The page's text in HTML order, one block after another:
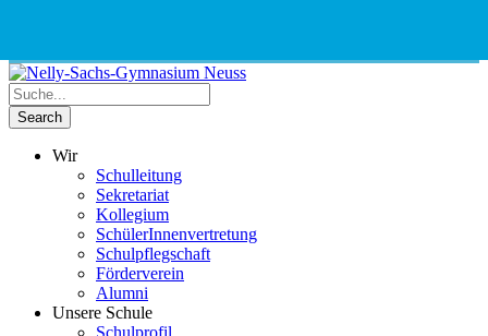
Wir
Schulleitung
Sekretariat
Kollegium
SchülerInnenvertretung
Schulpflegschaft
Förderverein
Alumni
Unsere Schule
Schulprofil
Number
for
calling
Address
Maps